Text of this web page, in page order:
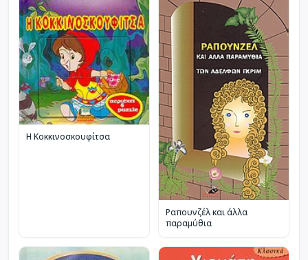
Η Κοκκινοσκουφίτσα
Ραπουνζέλ και άλλα
παραμύθια